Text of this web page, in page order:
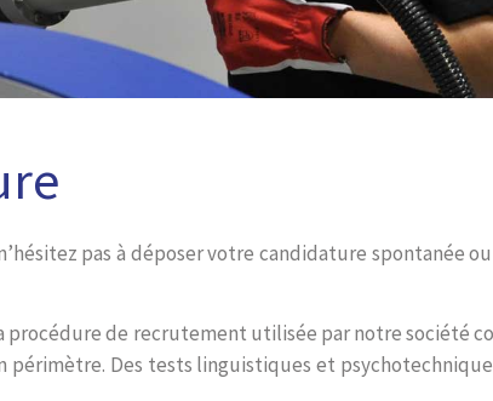
pas à déposer votre candidature spontanée
procédure de recrutement utilisée par notre société
périmètre. Des tests linguistiques et